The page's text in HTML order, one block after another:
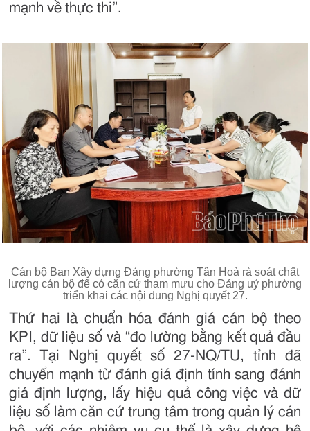
mạnh về thực thi”.
Cán bộ Ban Xây dựng Đảng phường Tân Hoà rà soát chất
lượng cán bộ để có căn cứ tham mưu cho Đảng uỷ phường
triển khai các nội dung Nghị quyết 27.
Thứ hai là chuẩn hóa đánh giá cán bộ theo
KPI, dữ liệu số và “đo lường bằng kết quả đầu
ra”. Tại Nghị quyết số 27-NQ/TU, tỉnh đã
chuyển mạnh từ đánh giá định tính sang đánh
giá định lượng, lấy hiệu quả công việc và dữ
liệu số làm căn cứ trung tâm trong quản lý cán